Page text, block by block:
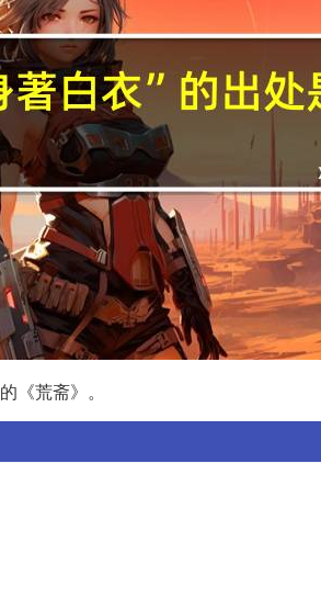
的《荒斋》。